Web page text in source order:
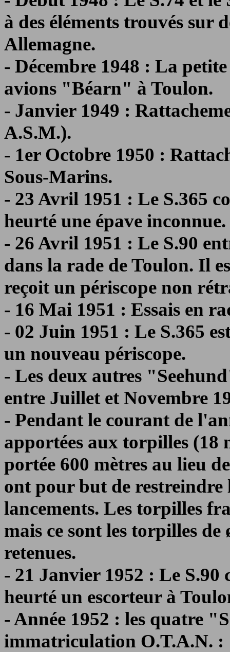
à des éléments trouvés sur
Allemagne.
- Décembre 1948 : La
avions "Béarn" à Toulon.
- Janvier 1949 :
A.S.M.).
- 1er Octobre 1950 :
Sous-Marins.
- 23 Avril 1951 : Le S.365
heurté une épave
- 26 Avril 1951 : Le S.90
dans la rade de Toulon. Il
reçoit un périscope non
- 16 Mai 1951 : Essais en
- 02 Juin 1951 : Le S.365
un nouveau périscope.
- Les deux autres
entre Juillet et Novembre
- Pendant le courant de
apportées aux torpilles (18
portée 600 mètres au lieu
ont pour but de restreindre
lancements. Les torpilles
mais ce sont les torpilles
retenues.
- 21 Janvier 1952 : Le S.90
heurté un escorteur à
- Année 1952 : les quatre
immatriculation O.T.A.N. :